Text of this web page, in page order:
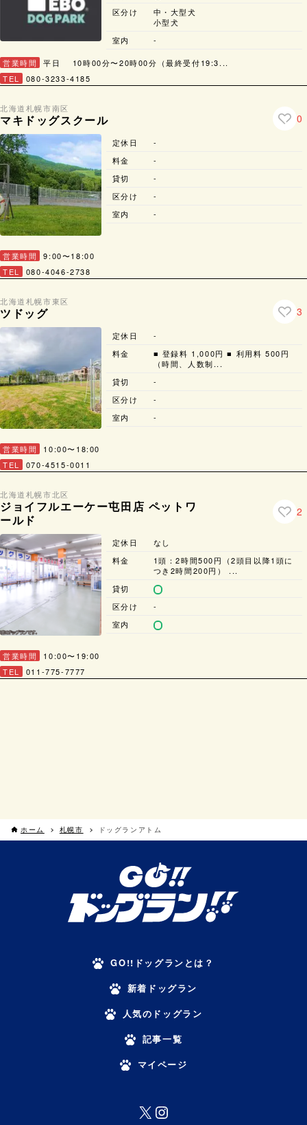
営業時間
平日 10時00分〜20時00分（最終受付19:3...
TEL
080-3233-4185
区分け
中・大型犬
小型犬
室内
-
北海道札幌市南区
マキドッグスクール 0
営業時間
9:00〜18:00
TEL
080-4046-2738
定休日
-
料金
-
貸切
-
区分け
-
室内
-
北海道札幌市東区
ツドッグ 3
営業時間
10:00〜18:00
TEL
070-4515-0011
定休日
-
料金
■ 登録料 1,000円 ■ 利用料 500円
（時間、人数制...
貸切
-
区分け
-
室内
-
北海道札幌市北区
ジョイフルエーケー屯田店 ペットワ
ールド
2
営業時間
10:00〜19:00
TEL
011-775-7777
定休日
なし
料金
1頭：2時間500円（2頭目以降1頭に
つき2時間200円） ...
貸切
区分け
-
室内
ホーム 札幌市 ドッグランアトム
GO!!ドッグランとは？
新着ドッグラン
人気のドッグラン
記事一覧
マイページ
X Instagram